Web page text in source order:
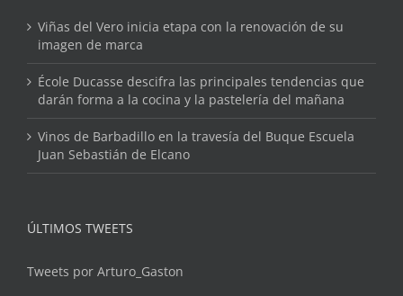
Viñas del Vero inicia etapa con la renovación de su
imagen de marca
École Ducasse descifra las principales tendencias que
darán forma a la cocina y la pastelería del mañana
Vinos de Barbadillo en la travesía del Buque Escuela
Juan Sebastián de Elcano
ÚLTIMOS TWEETS
Tweets por Arturo_Gaston